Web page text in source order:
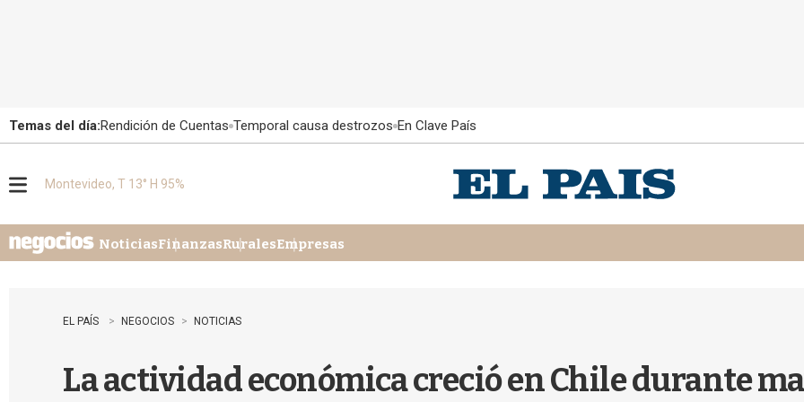
Temas del día:Rendición de Cuentas Temporal causa destrozos En Clave País
u
Montevideo, T 13° H 95%
NoticiasFinanzasRuralesEmpresas
EL PAÍS NEGOCIOS NOTICIAS
La actividad económica creció en Chile durante